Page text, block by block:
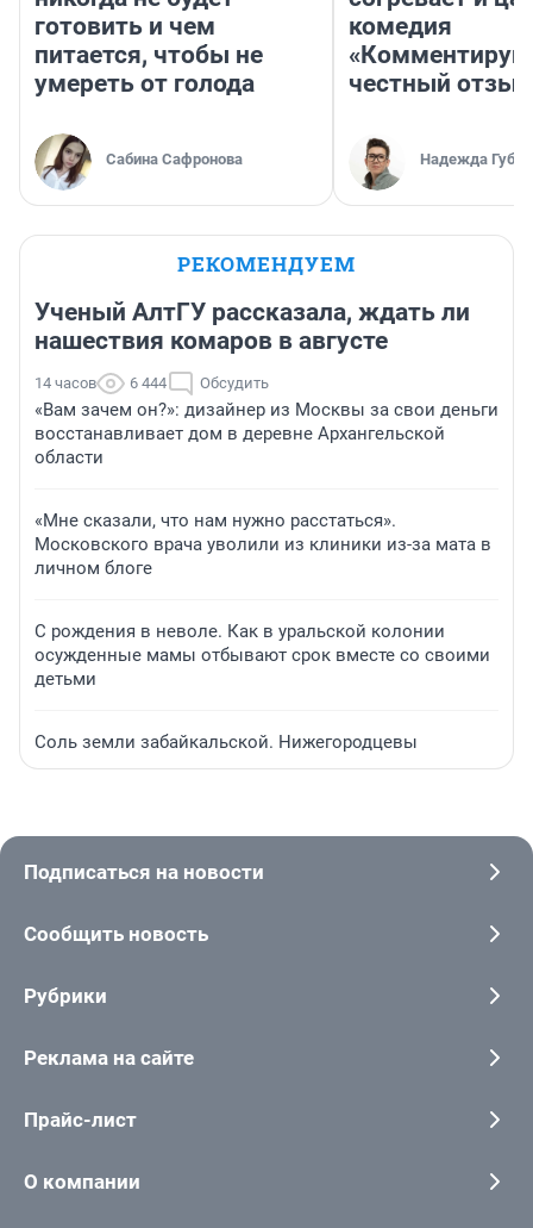
готовить и чем
питается, чтобы не
умереть от голода
Сабина Сафронова
комедия
«Комментируй
честный отзыв
Надежда
РЕКОМЕНДУЕМ
Ученый АлтГУ рассказала, ждать ли
нашествия комаров в августе
14 часов 6 444 Обсудить
«Вам зачем он?»: дизайнер из Москвы за свои деньги
восстанавливает дом в деревне Архангельской
области
«Мне сказали, что нам нужно расстаться».
Московского врача уволили из клиники из-за мата в
личном блоге
С рождения в неволе. Как в уральской колонии
осужденные мамы отбывают срок вместе со своими
детьми
Соль земли забайкальской. Нижегородцевы
Подписаться на новости
Сообщить новость
Рубрики
Реклама на сайте
Прайс-лист
О компании